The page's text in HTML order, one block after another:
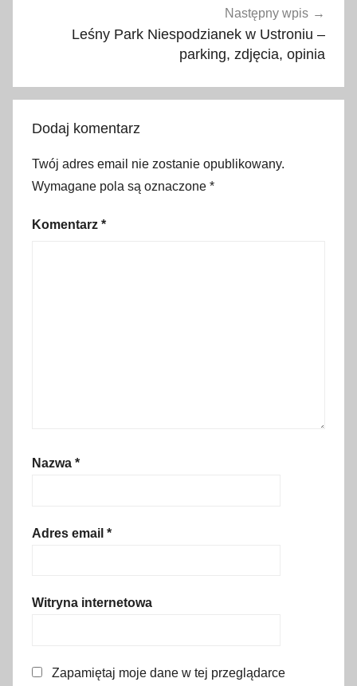
t
o
,
Następny wpis
Leśny Park Niespodzianek w Ustroniu –
parking, zdjęcia, opinia
Dodaj komentarz
Twój adres email nie zostanie opublikowany.
Wymagane pola są oznaczone *
Komentarz *
Nazwa *
Adres email *
Witryna internetowa
Zapamiętaj moje dane w tej przeglądarce